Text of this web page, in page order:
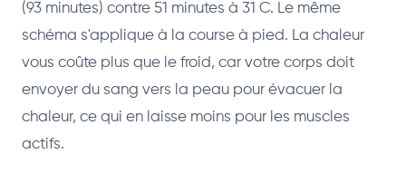
(93 minutes) contre 51 minutes à 31 C. Le même
schéma s'applique à la course à pied. La chaleur
vous coûte plus que le froid, car votre corps doit
envoyer du sang vers la peau pour évacuer la
chaleur, ce qui en laisse moins pour les muscles
actifs.